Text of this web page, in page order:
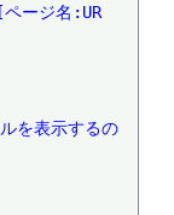
ージ名:UR
を表示するの